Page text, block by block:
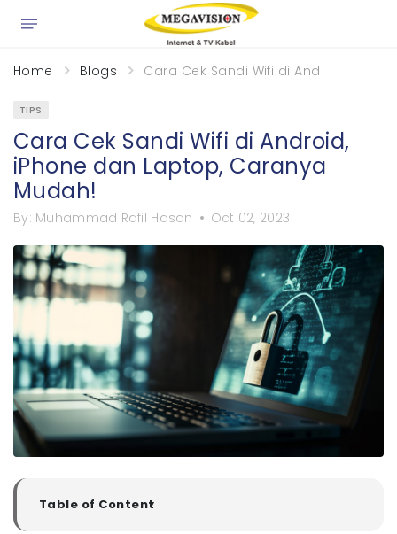
Home Blogs Cara Cek Sandi Wifi di Android,
TIPS
Cara Cek Sandi Wifi di Android,
iPhone dan Laptop, Caranya
Mudah!
By: Muhammad Rafil Hasan Oct 02, 2023
Table of Content
▼